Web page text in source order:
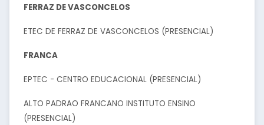
FERRAZ DE VASCONCELOS
ETEC DE FERRAZ DE VASCONCELOS (PRESENCIAL)
FRANCA
EPTEC - CENTRO EDUCACIONAL (PRESENCIAL)
ALTO PADRAO FRANCANO INSTITUTO ENSINO
(PRESENCIAL)